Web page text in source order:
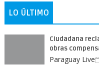
LO ÚLTIMO
Ciudadana
obras
Paraguay Live